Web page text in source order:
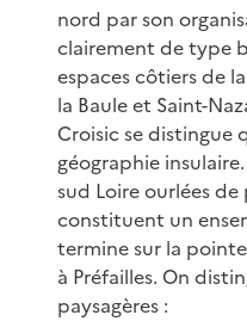
nord par son
clairement de type
espaces côtiers de
la Baule et Saint-
Croisic se distingue
géographie
sud Loire ourlées
constituent un
termine sur la
à Préfailles. On
paysagères :